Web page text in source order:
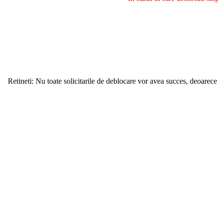
Retineti: Nu toate solicitarile de deblocare vor avea succes,